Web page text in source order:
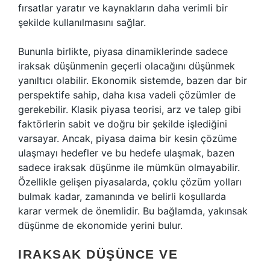
fırsatlar yaratır ve kaynakların daha verimli bir
şekilde kullanılmasını sağlar.
Bununla birlikte, piyasa dinamiklerinde sadece
iraksak düşünmenin geçerli olacağını düşünmek
yanıltıcı olabilir. Ekonomik sistemde, bazen dar bir
perspektife sahip, daha kısa vadeli çözümler de
gerekebilir. Klasik piyasa teorisi, arz ve talep gibi
faktörlerin sabit ve doğru bir şekilde işlediğini
varsayar. Ancak, piyasa daima bir kesin çözüme
ulaşmayı hedefler ve bu hedefe ulaşmak, bazen
sadece iraksak düşünme ile mümkün olmayabilir.
Özellikle gelişen piyasalarda, çoklu çözüm yolları
bulmak kadar, zamanında ve belirli koşullarda
karar vermek de önemlidir. Bu bağlamda, yakınsak
düşünme de ekonomide yerini bulur.
IRAKSAK DÜŞÜNCE VE